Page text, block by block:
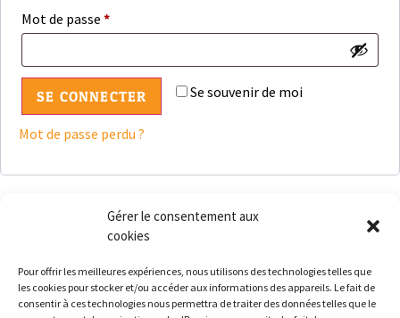
Gérer le consentement aux
cookies
Pour offrir les meilleures expériences, nous utilisons des technologies telles que
les cookies pour stocker et/ou accéder aux informations des appareils. Le fait de
consentir à ces technologies nous permettra de traiter des données telles que le
Mot de passe *
Se souvenir de moi
SE CONNECTER
Mot de passe perdu ?